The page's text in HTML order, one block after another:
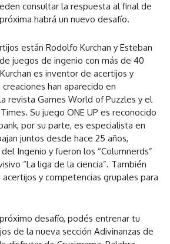
consultar la respuesta al final de
habrá un nuevo desafío.
están Rodolfo Kurchan y Esteban
juegos de ingenio con más de 40
es inventor de acertijos y
han aparecido en
revista Games World of Puzzles y el
Su juego ONE UP es reconocido
por su parte, es especialista en
juntos desde hace 25 años,
Ingenio y fueron los “Columnerds”
“La liga de la ciencia”. También
y competencias grupales para
desafío, podés entrenar tu
de la nueva sección Adivinanzas de